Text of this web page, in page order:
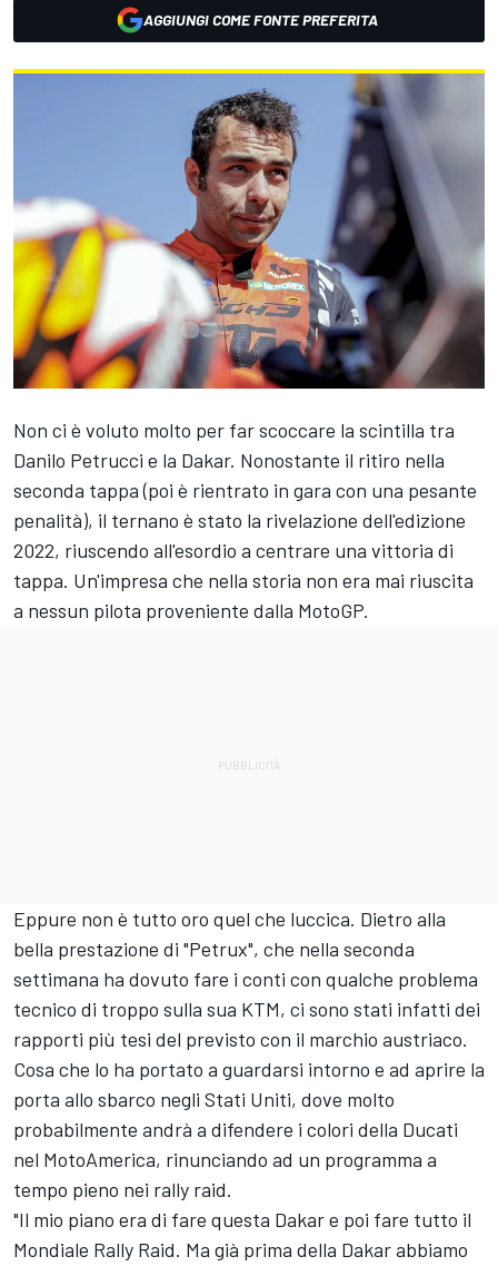
AGGIUNGI COME FONTE PREFERITA
Non ci è voluto molto per far scoccare la scintilla tra
Danilo Petrucci e la Dakar. Nonostante il ritiro nella
seconda tappa (poi è rientrato in gara con una pesante
penalità), il ternano è stato la rivelazione dell'edizione
2022, riuscendo all'esordio a centrare una vittoria di
tappa. Un'impresa che nella storia non era mai riuscita
a nessun pilota proveniente dalla MotoGP.
Eppure non è tutto oro quel che luccica. Dietro alla
bella prestazione di "Petrux", che nella seconda
settimana ha dovuto fare i conti con qualche problema
tecnico di troppo sulla sua KTM, ci sono stati infatti dei
rapporti più tesi del previsto con il marchio austriaco.
Cosa che lo ha portato a guardarsi intorno e ad aprire la
porta allo sbarco negli Stati Uniti, dove molto
probabilmente andrà a difendere i colori della Ducati
nel MotoAmerica, rinunciando ad un programma a
tempo pieno nei rally raid.
"Il mio piano era di fare questa Dakar e poi fare tutto il
Mondiale Rally Raid. Ma già prima della Dakar abbiamo